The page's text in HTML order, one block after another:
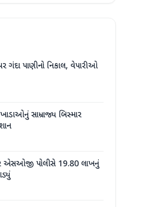
ગંદા પાણીનો નિકાલ, વેપારીઓ
સામ્રાજ્ય બિસ્માર
એસઓજી પોલીસે 19.80 લાખનું